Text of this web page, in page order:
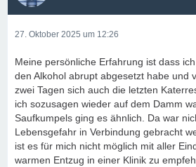
27. Oktober 2025 um 12:26
Meine persönliche Erfahrung ist dass
den Alkohol abrupt abgesetzt habe und
zwei Tagen sich auch die letzten
ich sozusagen wieder auf dem Damm
Saufkumpels ging es ähnlich. Da war
Lebensgefahr in Verbindung gebracht
ist es für mich nicht möglich mit aller
warmen Entzug in einer Klinik zu